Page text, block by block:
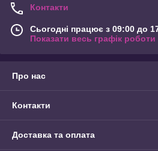
Контакти
Сьогодні працює з 09:00 до
Показати весь графік роботи
Про нас
Контакти
Доставка та оплата